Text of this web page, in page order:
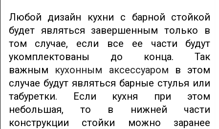
Любой дизайн кухни с барной стойкой
будет являться завершенным только в
том случае, если все ее части будут
укомплектованы до конца. Так
важным кухонным аксессуаром в этом
случае будут являться барные стулья или
табуретки. Если кухня при этом
небольшая, то в нижней части
конструкции стойки можно заранее